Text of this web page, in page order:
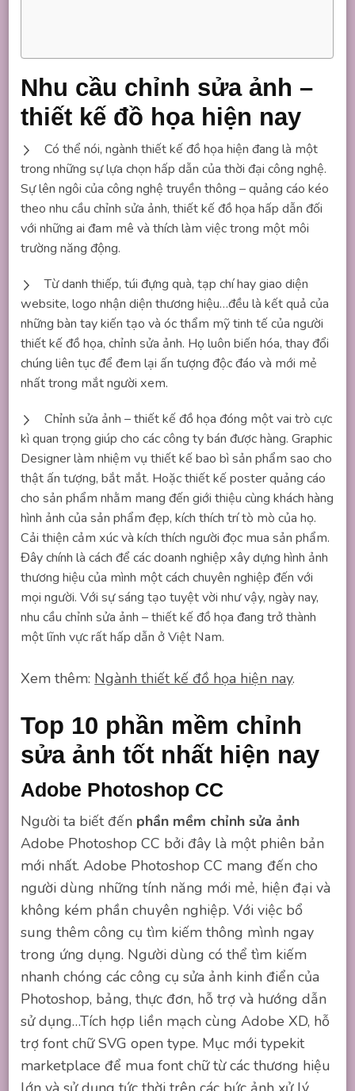
Nhu cầu chỉnh sửa ảnh –
thiết kế đồ họa hiện nay
Có thể nói, ngành thiết kế đồ họa hiện đang là một
trong những sự lựa chọn hấp dẫn của thời đại công nghệ.
Sự lên ngôi của công nghệ truyền thông – quảng cáo kéo
theo nhu cầu chỉnh sửa ảnh, thiết kế đồ họa hấp dẫn đối
với những ai đam mê và thích làm việc trong một môi
trường năng động.
Từ danh thiếp, túi đựng quà, tạp chí hay giao diện
website, logo nhận diện thương hiệu…đều là kết quả của
những bàn tay kiến tạo và óc thẩm mỹ tinh tế của người
thiết kế đồ họa, chỉnh sửa ảnh. Họ luôn biến hóa, thay đổi
chúng liên tục để đem lại ấn tượng độc đáo và mới mẻ
nhất trong mắt người xem.
Chỉnh sửa ảnh – thiết kế đồ họa đóng một vai trò cực
kì quan trọng giúp cho các công ty bán được hàng. Graphic
Designer làm nhiệm vụ thiết kế bao bì sản phẩm sao cho
thật ấn tượng, bắt mắt. Hoặc thiết kế poster quảng cáo
cho sản phẩm nhằm mang đến giới thiệu cùng khách hàng
hình ảnh của sản phẩm đẹp, kích thích trí tò mò của họ.
Cải thiện cảm xúc và kích thích người đọc mua sản phẩm.
Đây chính là cách để các doanh nghiệp xây dựng hình ảnh
thương hiệu của mình một cách chuyên nghiệp đến với
mọi người. Với sự sáng tạo tuyệt vời như vậy, ngày nay,
nhu cầu chỉnh sửa ảnh – thiết kế đồ họa đang trở thành
một lĩnh vực rất hấp dẫn ở Việt Nam.
Xem thêm: Ngành thiết kế đồ họa hiện nay.
Top 10 phần mềm chỉnh
sửa ảnh tốt nhất hiện nay
Adobe Photoshop CC
Người ta biết đến phần mềm chỉnh sửa ảnh
Adobe Photoshop CC bởi đây là một phiên bản
mới nhất. Adobe Photoshop CC mang đến cho
người dùng những tính năng mới mẻ, hiện đại và
không kém phần chuyên nghiệp. Với việc bổ
sung thêm công cụ tìm kiếm thông mình ngay
trong ứng dụng. Người dùng có thể tìm kiếm
nhanh chóng các công cụ sửa ảnh kinh điển của
Photoshop, bảng, thực đơn, hỗ trợ và hướng dẫn
sử dụng…Tích hợp liền mạch cùng Adobe XD, hỗ
trợ font chữ SVG open type. Mục mới typekit
marketplace để mua font chữ từ các thương hiệu